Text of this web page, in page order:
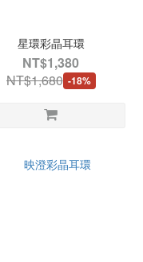
星環彩晶耳環
NT$1,380
NT$1,680 -18%